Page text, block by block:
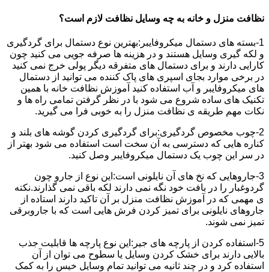
نظافت منزل و خانه به چه وسایل نظافت لازم است؟
1-بسته های دستمال میکروفایبر:بهترین نوع دستمال برای گردگیری
و لکه گیری وسایل هستند و در هزینه ها صرفه جویی می کنید چون
کارایی دارند و برای دستمال های متفرقه دیگر پولی خرج نمی کنید
در برخی موارد بجای اسپری های پاک کننده می توانید از دستمال
های میکروفایبر و آب استفاده کنید آموزش نظافت خانه با همین
تکنیک های ساده شروع می شود با در نظر گرفتن تمامی راه ها و
نکات مهم طریقه ی نظافت منزل را به خوبی فرا می گیرید.
2-چوب مخصوص گردگیری:برای گردگیری کردن گوشه های بلند و
کناره هایی که دسترسی به آن سخت است استفاده می شود بهتر از
در سر این چوب یک دستمال میکروفایبر وصل کنید.
3-جاروهایی که نخ های آن نایلونی است:این نوع از جارو چون
گردوغبار را در بافت خود نگه نمی دارند لکه باقی نمی گذارند.نکته
ی مهمی که در آموزش نظافت منزل بر آن تاکید دارند استاده از
جاروهای نایلونی برای تمیز کردن فرش هایی است که با جاروبرقی
تمیز نمی شوند.
5-استفاده کردن از پارچه های جیر:این نوع پارچه ها قابلیت جذب
بالایی دارند برای خشک کردن وسایل یا سطوح می توان از آن
استفاده کرد و در چند ثانیه می توانید تمام وسایل خیس را به کمک